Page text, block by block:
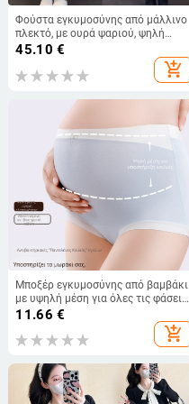
Φούστα εγκυμοσύνης από μάλλινο
πλεκτό, με ουρά ψαριού, ψηλή
μέση, μεσαίο μήκος, χειμερινή
45.10 €
add_shopping_cart
Μποξέρ εγκυμοσύνης από βαμβάκι
με υψηλή μέση για όλες τις φάσεις
της εγκυμοσύνης
11.66 €
add_shopping_cart